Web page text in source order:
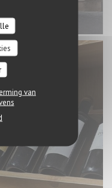
van